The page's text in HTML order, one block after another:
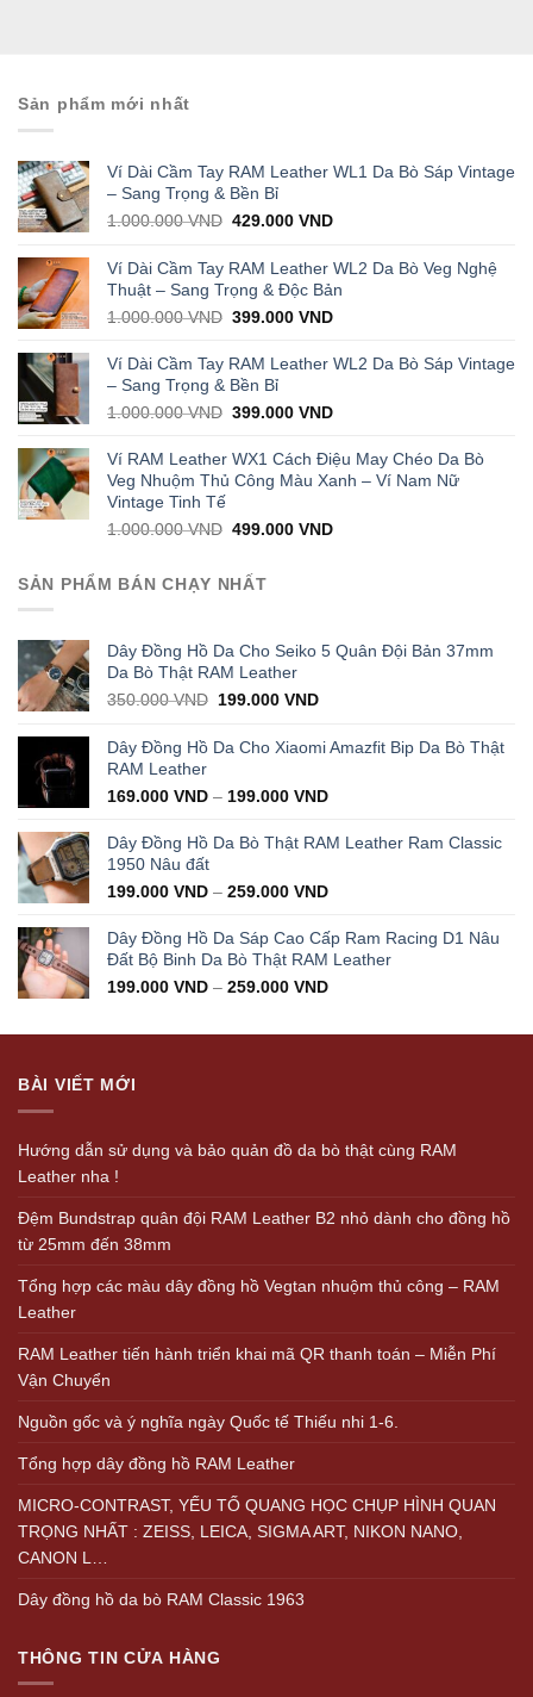
Sản phẩm mới nhất
Ví Dài Cầm Tay RAM Leather WL1 Da Bò Sáp Vintage
– Sang Trọng & Bền Bỉ
1.000.000VND Original
was:
1.000.000 VND.
429.000VNDCurrent
is:
429.000 VND.
Ví Dài Cầm Tay RAM Leather WL2 Da Bò Veg Nghệ
Thuật – Sang Trọng & Độc Bản
1.000.000VND Original
was:
1.000.000 VND.
399.000VNDCurrent
is:
Ví Dài Cầm Tay RAM Leather WL2 Da Bò Sáp Vintage
– Sang Trọng & Bền Bỉ
1.000.000VND Original
was:
1.000.000 VND.
399.000VNDCurrent
is:
399.000 VND.
Ví RAM Leather WX1 Cách Điệu May Chéo Da Bò
Veg Nhuộm Thủ Công Màu Xanh – Ví Nam Nữ
Vintage Tinh Tế
1.000.000VND Original
was:
1.000.000 VND.
499.000VNDCurrent
SẢN PHẨM BÁN CHẠY NHẤT
Dây Đồng Hồ Da Cho Seiko 5 Quân Đội Bản 37mm
Da Bò Thật RAM Leather
350.000VND Original
was:
199.000VNDCurrent
is:
199.000 VND.
Dây Đồng Hồ Da Cho Xiaomi Amazfit Bip Da Bò Thật
RAM Leather
169.000 VND – 199.000 VND
Dây Đồng Hồ Da Bò Thật RAM Leather Ram Classic
1950 Nâu đất
199.000 VND – 259.000 VND
Dây Đồng Hồ Da Sáp Cao Cấp Ram Racing D1 Nâu
Đất Bộ Binh Da Bò Thật RAM Leather
199.000 VND – 259.000 VND
BÀI VIẾT MỚI
Hướng dẫn sử dụng và bảo quản đồ da bò thật cùng RAM
Leather nha !
Đệm Bundstrap quân đội RAM Leather B2 nhỏ dành cho đồng hồ
từ 25mm đến 38mm
Tổng hợp các màu dây đồng hồ Vegtan nhuộm thủ công – RAM
Leather
RAM Leather tiến hành triển khai mã QR thanh toán – Miễn Phí
Vận Chuyển
Nguồn gốc và ý nghĩa ngày Quốc tế Thiếu nhi 1-6.
Tổng hợp dây đồng hồ RAM Leather
MICRO-CONTRAST, YẾU TỐ QUANG HỌC CHỤP HÌNH QUAN
TRỌNG NHẤT : ZEISS, LEICA, SIGMA ART, NIKON NANO,
CANON L…
Dây đồng hồ da bò RAM Classic 1963
THÔNG TIN CỬA HÀNG